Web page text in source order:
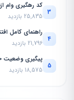
3
کد رهگیری وام
25,835 بازدید
4
راهنمای کامل
21,796 بازدید
5
پیگیری وضعیت
18,575 بازدید